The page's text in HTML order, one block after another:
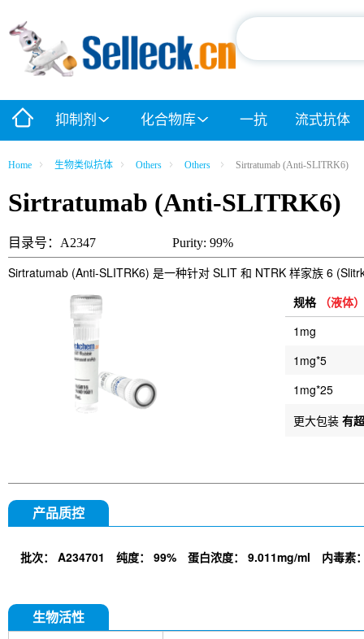
抑制剂 化合物库 一抗 流式抗体
Home 生物类似抗体 Others Others Sirtratumab (Anti-SLITRK6)
Sirtratumab (Anti-SLITRK6)
目录号：A2347 Purity: 99%
Sirtratumab (Anti-SLITRK6) 是一种针对 SLIT 和 NTRK 样家族 6
规格 （液体）
1mg
1mg*5
1mg*25
更大包装 有
产品质控
批次： A234701 纯度： 99% 蛋白浓度： 9.011mg/ml 内毒素
生物活性